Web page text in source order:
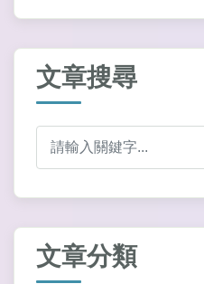
文章搜尋
文章分類